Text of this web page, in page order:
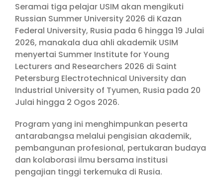
Seramai tiga pelajar USIM akan mengikuti
Russian Summer University 2026 di Kazan
Federal University, Rusia pada 6 hingga 19 Julai
2026, manakala dua ahli akademik USIM
menyertai Summer Institute for Young
Lecturers and Researchers 2026 di Saint
Petersburg Electrotechnical University dan
Industrial University of Tyumen, Rusia pada 20
Julai hingga 2 Ogos 2026.
Program yang ini menghimpunkan peserta
antarabangsa melalui pengisian akademik,
pembangunan profesional, pertukaran budaya
dan kolaborasi ilmu bersama institusi
pengajian tinggi terkemuka di Rusia.